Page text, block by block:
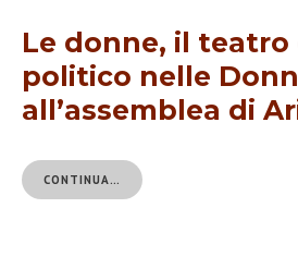
Le donne, il teatro
politico nelle
all’assemblea di
CONTINUA…